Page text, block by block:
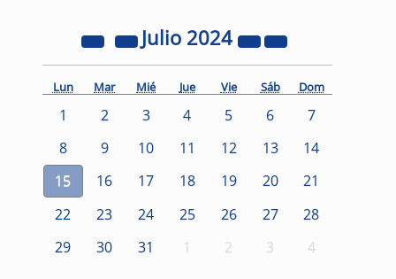
Julio 2024
Lun Mar Mié Jue Vie Sáb Dom
1 2 3 4 5 6
7
8
9 10 11 12 13
14
15
16 17 18 19 20
21
22
23 24 25 26 27
28
29
30 31 1 2 3 4